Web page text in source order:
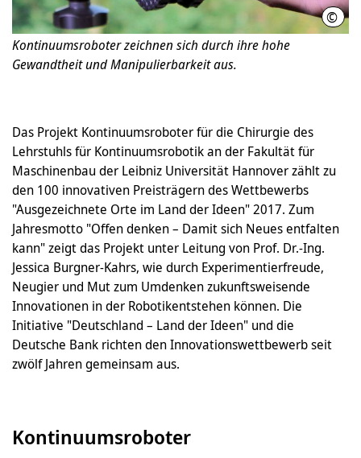
©
Kontinuumsroboter zeichnen sich durch ihre hohe
Gewandtheit und Manipulierbarkeit aus.
Das Projekt Kontinuumsroboter für die Chirurgie des
Lehrstuhls für Kontinuumsrobotik an der Fakultät für
Maschinenbau der Leibniz Universität Hannover zählt zu
den 100 innovativen Preisträgern des Wettbewerbs
"Ausgezeichnete Orte im Land der Ideen" 2017. Zum
Jahresmotto "Offen denken – Damit sich Neues entfalten
kann" zeigt das Projekt unter Leitung von Prof. Dr.-Ing.
Jessica Burgner-Kahrs, wie durch Experimentierfreude,
Neugier und Mut zum Umdenken zukunftsweisende
Innovationen in der Robotikentstehen können. Die
Initiative "Deutschland – Land der Ideen" und die
Deutsche Bank richten den Innovationswettbewerb seit
zwölf Jahren gemeinsam aus.
Kontinuumsroboter